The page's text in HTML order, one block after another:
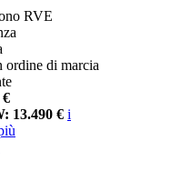
RVE
ordine di marcia
13.490 € i